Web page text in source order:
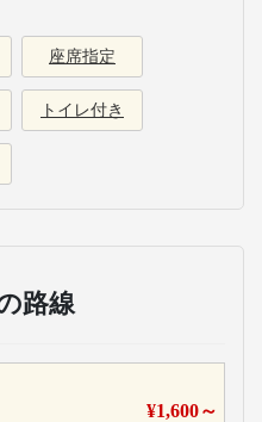
座席指定
トイレ付き
路線
¥1,600～